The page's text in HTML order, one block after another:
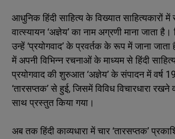
आधुनिक हिंदी साहित्य के विख्यात साहित्यकारों में
वात्स्यायन ‘अज्ञेय’ का नाम अग्रणी माना जाता
उन्हें ‘प्रयोगवाद’ के प्रवर्तक के रूप में जाना जाता
में अपनी विभिन्न रचनाओं के माध्यम से हिंदी
प्रयोगवाद की शुरुआत ‘अज्ञेय’ के संपादन में वर्ष
‘तारसप्तक’ से हुई, जिसमें विविध विचारधारा
साथ प्रस्तुत किया गया।
अब तक हिंदी काव्यधारा में चार ‘तारसप्तक’